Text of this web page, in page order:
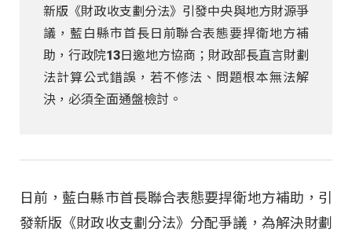
新版《財政收支劃分法》引發中央與地方財源爭
議，藍白縣市首長日前聯合表態要捍衛地方補
助，行政院13日邀地方協商；財政部長直言財劃
法計算公式錯誤，若不修法、問題根本無法解
決，必須全面通盤檢討。
日前，藍白縣市首長聯合表態要捍衛地方補助，引
發新版《財政收支劃分法》分配爭議，為解決財劃